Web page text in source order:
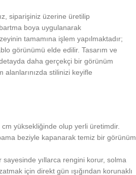
siparişiniz üzerine üretilip
boya uygulanarak
tamamına işlem yapılmaktadır;
görünümü elde edilir. Tasarım ve
daha gerçekçi bir görünüm
stilinizi keyifle
yüksekliğinde olup yerli üretimdir.
beziyle kapanarak temiz bir görünüm
sayesinde yıllarca rengini korur, solma
için direkt gün ışığından korunaklı